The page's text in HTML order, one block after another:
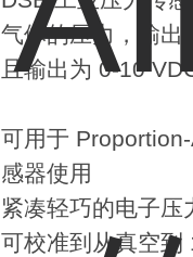
气体的压力，输出
且输出为 0-10
可用于
感器使用
紧凑轻巧的电子压
可校准到从真空到